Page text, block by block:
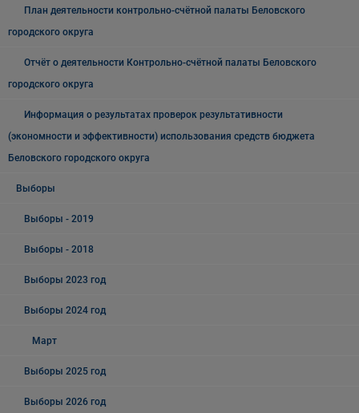
План деятельности контрольно-счётной палаты Беловского
городского округа
Отчёт о деятельности Контрольно-счётной палаты Беловского
городского округа
Информация о результатах проверок результативности
(экономности и эффективности) использования средств бюджета
Беловского городского округа
Выборы
Выборы - 2019
Выборы - 2018
Выборы 2023 год
Выборы 2024 год
Март
Выборы 2025 год
Выборы 2026 год